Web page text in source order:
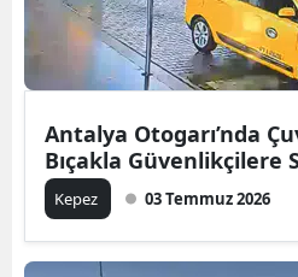
Antalya Otogarı’nda
Bıçakla Güvenlikçilere
Kepez 03 Temmuz 2026